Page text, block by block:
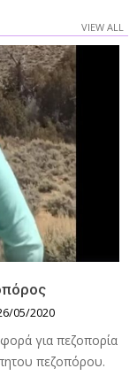
VIEW ALL
05/2020
για πεζοπορία
πεζοπόρου.